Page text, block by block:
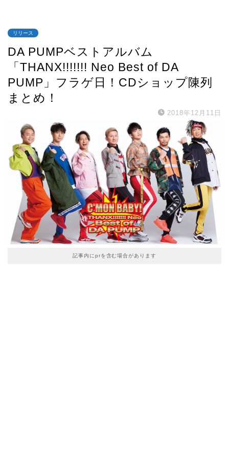
リリース
DA PUMPベストアルバム
「THANX!!!!!!! Neo Best of DA
PUMP」フラゲ日！CDショップ陳列
まとめ！
2018年12月11日
記事内にprを含む場合があります